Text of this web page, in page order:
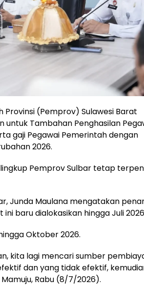
Provinsi (Pemprov) Sulawesi Barat
Tambahan Penghasilan
gaji Pegawai Pemerintah dengan
2026.
Pemprov Sulbar tetap
Junda Maulana mengatakan
baru dialokasikan hingga Juli
Oktober 2026.
kita lagi mencari sumber
dan yang tidak efektif,
Rabu (8/7/2026).